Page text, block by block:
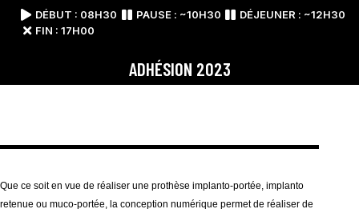
DÉBUT : 08H30 PAUSE : ~10H30
DÉJEUNER : ~12H30
FIN : 17H00
ADHÉSION 2023
Que ce soit en vue de réaliser une prothèse implanto-portée, implanto
retenue ou muco-portée, la conception numérique permet de réaliser de